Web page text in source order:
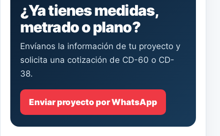
¿Ya tienes medidas,
metrado o plano?
Envíanos la información de tu proyecto y
solicita una cotización de CD-60 o CD-
38.
Enviar proyecto por WhatsApp